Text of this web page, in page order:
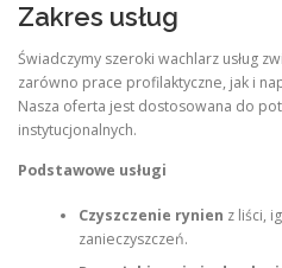
Zakres usług
Świadczymy szeroki wachlarz usług
zarówno prace profilaktyczne, jak i
Nasza oferta jest dostosowana do
instytucjonalnych.
Podstawowe usługi
Czyszczenie rynien z liści,
zanieczyszczeń.